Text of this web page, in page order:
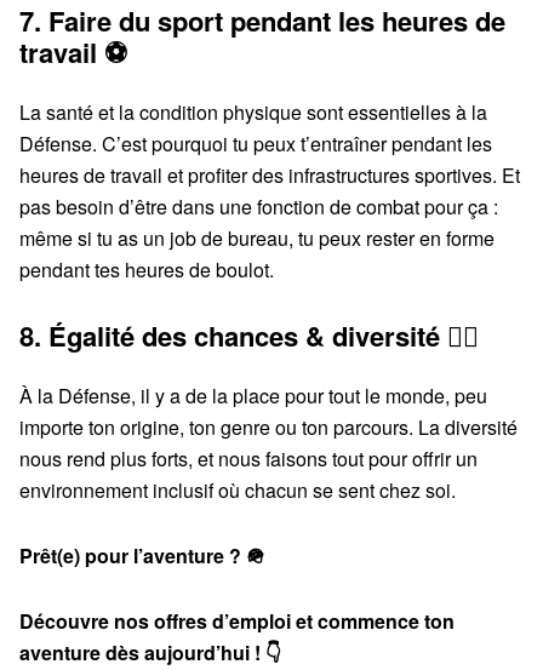
7. Faire du sport pendant les heures de
travail ⚽️
La santé et la condition physique sont essentielles à la
Défense. C’est pourquoi tu peux t’entraîner pendant les
heures de travail et profiter des infrastructures sportives. Et
pas besoin d’être dans une fonction de combat pour ça :
même si tu as un job de bureau, tu peux rester en forme
pendant tes heures de boulot.
8. Égalité des chances & diversité 🏳️‍🌈
À la Défense, il y a de la place pour tout le monde, peu
importe ton origine, ton genre ou ton parcours. La diversité
nous rend plus forts, et nous faisons tout pour offrir un
environnement inclusif où chacun se sent chez soi.
Prêt(e) pour l’aventure ? 🪖
Découvre nos offres d’emploi et commence ton
aventure dès aujourd’hui ! 👇